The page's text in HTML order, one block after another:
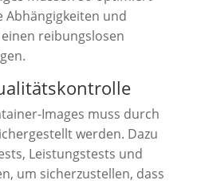
Abhängigkeiten und
reibungslosen
Images muss durch
werden. Dazu
Leistungstests und
um sicherzustellen, dass